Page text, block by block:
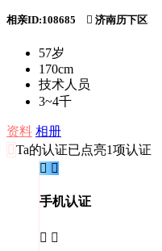
相亲ID:108685  济南历下区
57岁
170cm
技术人员
3~4千
资料 相册
 Ta的认证已点亮1项认证
 
手机认证
 